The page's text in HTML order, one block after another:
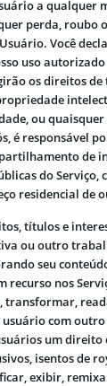
a qualquer
perda, roubo
Você
uso
os direitos de
ou
é responsável
de
do Serviço,
residencial de
títulos e
ou outro
seu
nos
transformar,
com outro
um direito
isentos de
exibir,